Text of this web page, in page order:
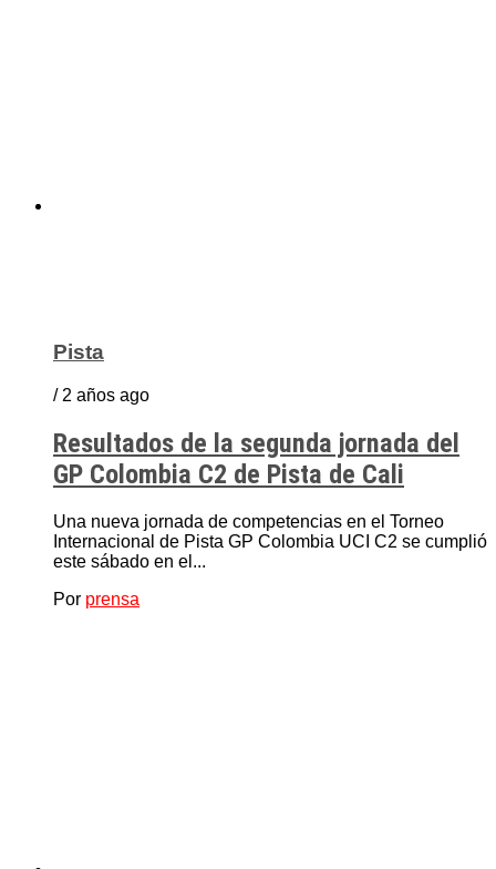
Pista
/ 2 años ago
Resultados de la segunda jornada del
GP Colombia C2 de Pista de Cali
Una nueva jornada de competencias en el Torneo
Internacional de Pista GP Colombia UCI C2 se cumplió
este sábado en el...
Por prensa